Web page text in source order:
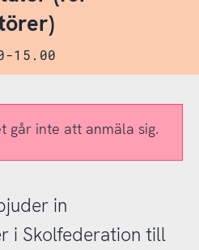
15.00
går inte att anmäla sig.
in
i Skolfederation till